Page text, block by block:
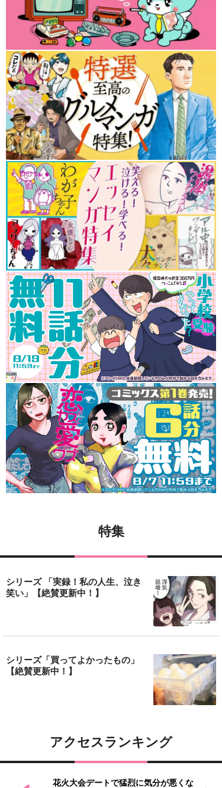
特集
シリーズ 「実録！私の人生、泣き
笑い」【絶賛更新中！】
シリーズ「買ってよかったもの」
【絶賛更新中！】
アクセスランキング
花火大会デートで猛烈に気分が悪くな